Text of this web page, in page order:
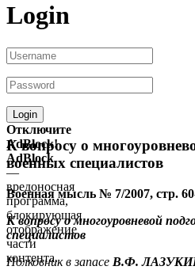
Login
Отключите
AdBlock!
AdBlock
—
вредоносная
программа,
блокирующая
отображение
части
контента.
К вопросу о
военных специалистов
Военная мысль № 7/2007, стр.
К вопросу о многоуровневой
специалистов
Полковник в запасе В.Ф.